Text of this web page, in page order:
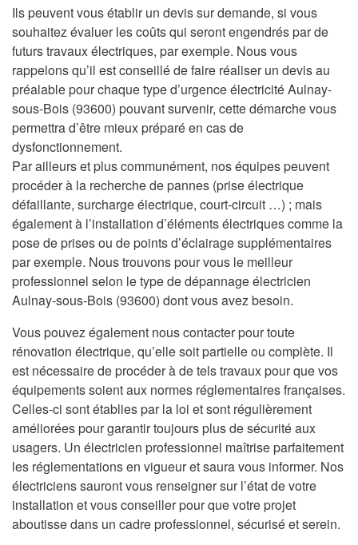
Ils peuvent vous établir un devis sur demande, si vous
souhaitez évaluer les coûts qui seront engendrés par de
futurs travaux électriques, par exemple. Nous vous
rappelons qu’il est conseillé de faire réaliser un devis au
préalable pour chaque type d’urgence électricité Aulnay-
sous-Bois (93600) pouvant survenir, cette démarche vous
permettra d’être mieux préparé en cas de
dysfonctionnement.
Par ailleurs et plus communément, nos équipes peuvent
procéder à la recherche de pannes (prise électrique
défaillante, surcharge électrique, court-circuit …) ; mais
également à l’installation d’éléments électriques comme la
pose de prises ou de points d’éclairage supplémentaires
par exemple. Nous trouvons pour vous le meilleur
professionnel selon le type de dépannage électricien
Aulnay-sous-Bois (93600) dont vous avez besoin.
Vous pouvez également nous contacter pour toute
rénovation électrique, qu’elle soit partielle ou complète. Il
est nécessaire de procéder à de tels travaux pour que vos
équipements soient aux normes réglementaires françaises.
Celles-ci sont établies par la loi et sont régulièrement
améliorées pour garantir toujours plus de sécurité aux
usagers. Un électricien professionnel maîtrise parfaitement
les réglementations en vigueur et saura vous informer. Nos
électriciens sauront vous renseigner sur l’état de votre
installation et vous conseiller pour que votre projet
aboutisse dans un cadre professionnel, sécurisé et serein.